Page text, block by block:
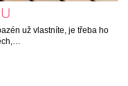
už vlastníte, je třeba ho